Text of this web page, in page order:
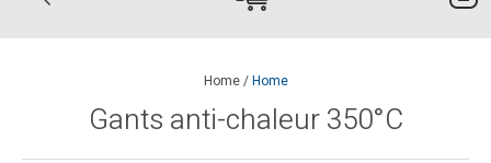
Home/Home
Gants anti-chaleur 350°C